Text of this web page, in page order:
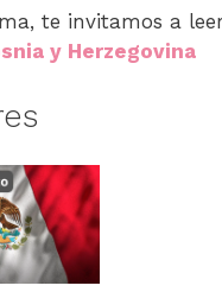
te invitamos a
y Herzegovina